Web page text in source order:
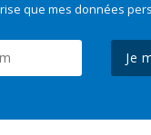
que mes données
Je